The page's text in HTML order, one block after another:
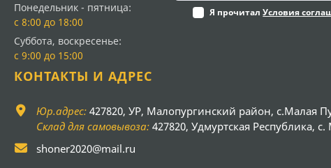
Понедельник - пятница:
с 8:00 до 18:00
Суббота, воскресенье:
с 9:00 до 15:00
Я прочиталУсловия
КОНТАКТЫ И АДРЕС
Юр.адрес: 427820, УР, Малопургинский район, с.Малая
Склад для самовывоза: 427820, Удмуртская Республика,
shoner2020@mail.ru